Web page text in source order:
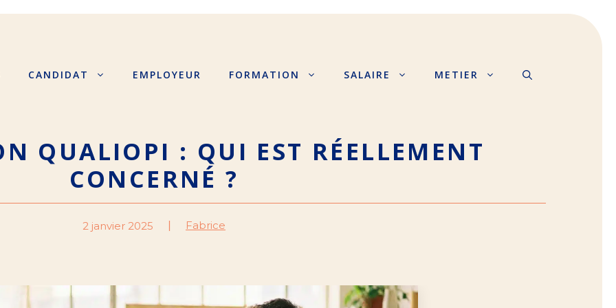
CANDIDAT EMPLOYEUR FORMATION SALAIRE METIER
QUALIOPI : QUI EST RÉELLEMENT
CONCERNÉ ?
2 janvier 2025 Fabrice